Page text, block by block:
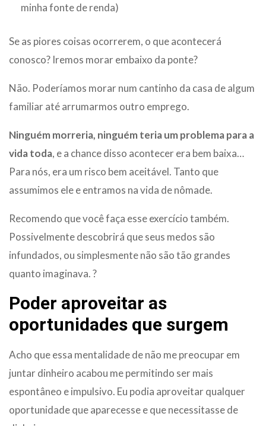
minha fonte de renda)
Se as piores coisas ocorrerem, o que acontecerá
conosco? Iremos morar embaixo da ponte?
Não. Poderíamos morar num cantinho da casa de algum
familiar até arrumarmos outro emprego.
Ninguém morreria, ninguém teria um problema para a
vida toda, e a chance disso acontecer era bem baixa…
Para nós, era um risco bem aceitável. Tanto que
assumimos ele e entramos na vida de nômade.
Recomendo que você faça esse exercício também.
Possivelmente descobrirá que seus medos são
infundados, ou simplesmente não são tão grandes
quanto imaginava. ?
Poder aproveitar as
oportunidades que surgem
Acho que essa mentalidade de não me preocupar em
juntar dinheiro acabou me permitindo ser mais
espontâneo e impulsivo. Eu podia aproveitar qualquer
oportunidade que aparecesse e que necessitasse de